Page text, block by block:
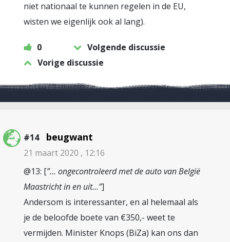
niet nationaal te kunnen regelen in de EU,
wisten we eigenlijk ook al lang).
0
Volgende discussie
Vorige discussie
#14 beugwant
21 maart 2020 , 12:16
@13: [”… ongecontroleerd met de auto van België
Maastricht in en uit…”]
Andersom is interessanter, en al helemaal als
je de beloofde boete van €350,- weet te
vermijden. Minister Knops (BiZa) kan ons dan